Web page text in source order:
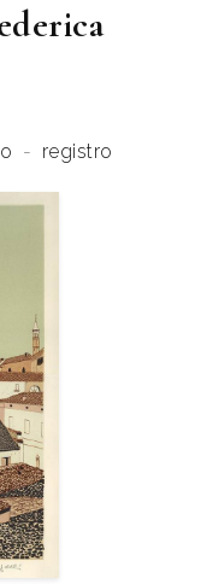
- registro